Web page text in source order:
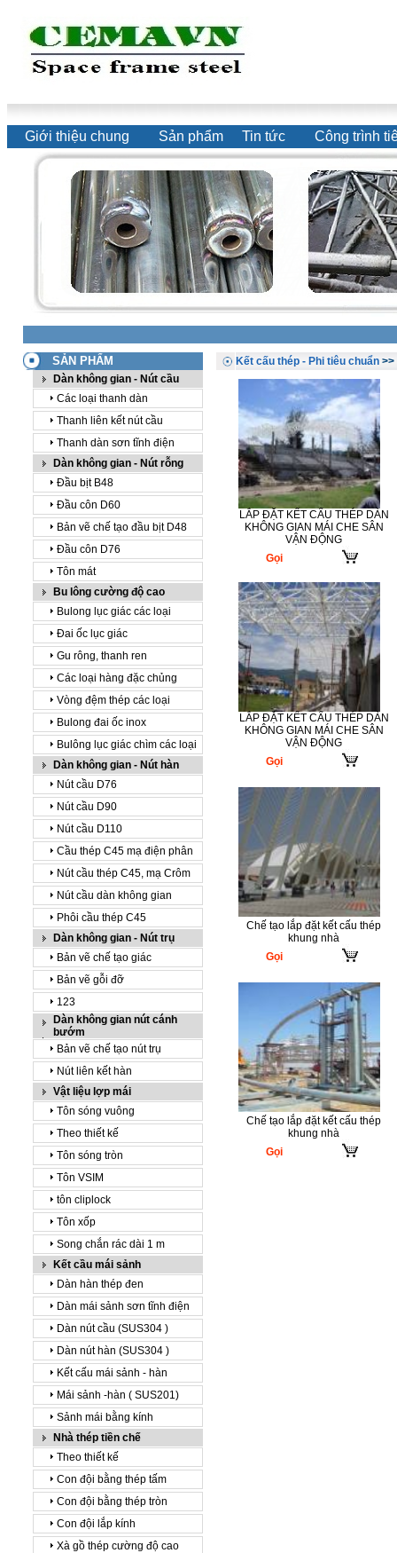
Giới thiệu chung Sản phẩm Tin tức Công trình
SẢN PHẨM
Dàn không gian - Nút cầu
Các loại thanh dàn
Thanh liên kết nút cầu
Thanh dàn sơn tĩnh điện
Dàn không gian - Nút rỗng
Đầu bịt B48
Đầu côn D60
Bản vẽ chế tạo đầu bịt D48
Đầu côn D76
Tôn mát
Bu lông cường độ cao
Bulong lục giác các loại
Đai ốc lục giác
Gu rông, thanh ren
Các loại hàng đặc chủng
Vòng đệm thép các loại
Bulong đai ốc inox
Bulông lục giác chìm các loại
Dàn không gian - Nút hàn
Nút cầu D76
Nút cầu D90
Nút cầu D110
Cầu thép C45 mạ điện phân
Nút cầu thép C45, mạ Crôm
Nút cầu dàn không gian
Phôi cầu thép C45
Dàn không gian - Nút trụ
Bản vẽ chế tạo giác
Bản vẽ gỗi đỡ
123
Dàn không gian nút cánh
bướm
Bản vẽ chế tạo nút trụ
Nút liên kết hàn
Vật liệu lợp mái
Tôn sóng vuông
Theo thiết kế
Tôn sóng tròn
Tôn VSIM
tôn cliplock
Tôn xốp
Song chắn rác dài 1 m
Kết cầu mái sảnh
Dàn hàn thép đen
Dàn mái sảnh sơn tĩnh điện
Dàn nút cầu (SUS304 )
Dàn nút hàn (SUS304 )
Kết cấu mái sảnh - hàn
Mái sảnh -hàn ( SUS201)
Sảnh mái bằng kính
Nhà thép tiền chế
Theo thiết kế
Con đội bằng thép tấm
Con đội bằng thép tròn
Con đội lắp kính
Xà gồ thép cường độ cao
Kết cấu thép - Phi tiêu chuẩn >>
LẮP ĐẶT KẾT CẤU THÉP DÀN
KHÔNG GIAN MÁI CHE SÂN
VẬN ĐỘNG
Gọi
LẮP ĐẶT KẾT CẤU THÉP DÀN
KHÔNG GIAN MÁI CHE SÂN
VẬN ĐỘNG
Gọi
Chế tạo lắp đặt kết cấu thép
khung nhà
Gọi
Chế tạo lắp đặt kết cấu thép
khung nhà
Gọi